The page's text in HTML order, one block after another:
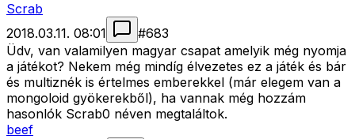
Scrab
2018.03.11. 08:01
#683
Üdv, van valamilyen magyar csapat amelyik még nyomja
a játékot? Nekem még mindíg élvezetes ez a játék és bár
és multiznék is értelmes emberekkel (már elegem van a
mongoloid gyökerekből), ha vannak még hozzám
hasonlók Scrab0 néven megtaláltok.
beef